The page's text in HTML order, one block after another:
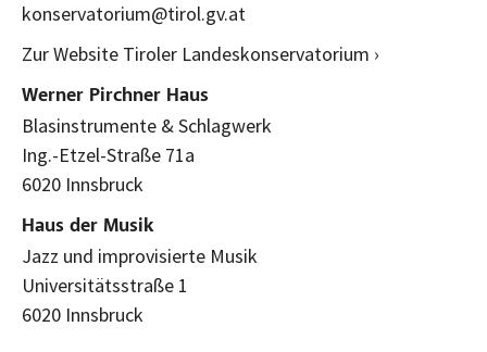
konservatorium@tirol.gv.at
Zur Website Tiroler Landeskonservatorium ›
Werner Pirchner Haus
Blasinstrumente & Schlagwerk
Ing.-Etzel-Straße 71a
6020 Innsbruck
Haus der Musik
Jazz und improvisierte Musik
Universitätsstraße 1
6020 Innsbruck